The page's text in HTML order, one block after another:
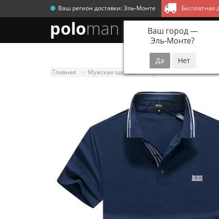
Ваш регион доставки:Эль-Монте
Ваш город —
Эль-Монте?
Бесплатная
poloman
Новинки
Главная Мужская одежда Футболки и поло